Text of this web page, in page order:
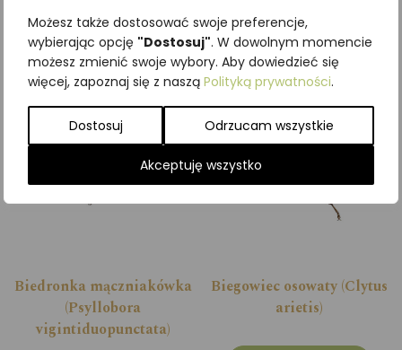
Możesz także dostosować swoje preferencje,
wybierając opcję "Dostosuj". W dowolnym momencie
możesz zmienić swoje wybory. Aby dowiedzieć się
więcej, zapoznaj się z naszą Polityką prywatności.
Dostosuj Odrzucam wszystkie
Akceptuję wszystko
Podobne produkty
Biedronka mączniakówka
(Psyllobora
vigintiduopunctata)
Biegowiec osowaty (Clytus
arietis)